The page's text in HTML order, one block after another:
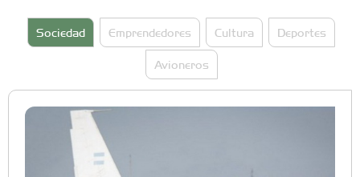
Sociedad Emprendedores Cultura Deportes
Avioneros